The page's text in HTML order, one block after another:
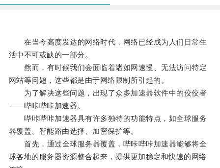
在当今高度发达的网络时代，网络已经成为人们日常生
活中不可或缺的一部分。
然而，有时候我们会面临着诸如网速慢、无法访问特定
网站等问题，这些都是由于网络限制所引起的。
为了解决这些问题，出现了众多加速器软件中的佼佼者
——哔咔哔咔加速器。
哔咔哔咔加速器具有许多独特的功能特点，如全球服务
器覆盖、智能路由选择、加密保护等。
首先，通过全球服务器覆盖，哔咔哔咔加速器能够将全
球各地的服务器资源整合起来，提供更加稳定和快速的网络